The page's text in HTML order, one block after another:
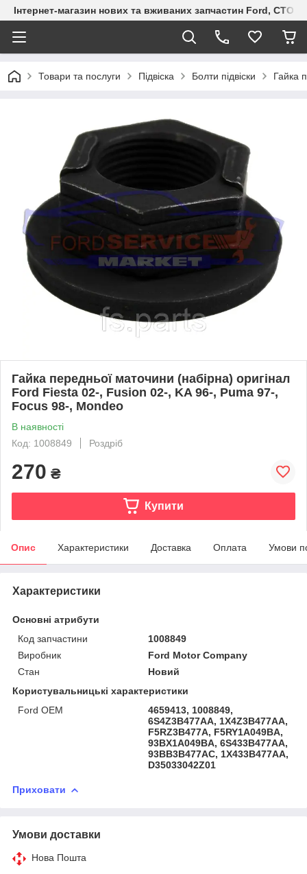
Інтернет-магазин нових та вживаних запчастин Ford, СТО
Товари та послуги Підвіска Болти підвіски Гайка
Гайка передньої маточини (набірна) оригінал
Ford Fiesta 02-, Fusion 02-, KA 96-, Puma 97-,
Focus 98-, Mondeo
В наявності
Код: 1008849
Роздріб
270 ₴
Купити
Опис Характеристики Доставка Оплата Умови
Характеристики
Основні атрибути
Код запчастини
1008849
Виробник
Ford Motor Company
Стан
Новий
Користувальницькі характеристики
Ford OEM
4659413, 1008849,
6S4Z3B477AA, 1X4Z3B477AA,
F5RZ3B477A, F5RY1A049BA,
93BX1A049BA, 6S433B477AA,
93BB3B477AC, 1X433B477AA,
D35033042Z01
Приховати
Умови доставки
Нова Пошта